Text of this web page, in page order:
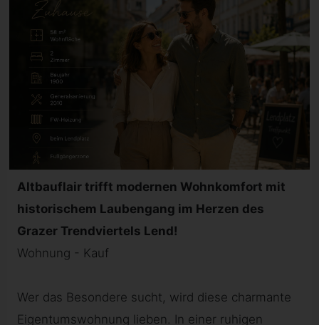
Altbauflair trifft modernen Wohnkomfort mit
historischem Laubengang im Herzen des
Grazer Trendviertels Lend!
Wohnung - Kauf
Wer das Besondere sucht, wird diese charmante
Eigentumswohnung lieben. In einer ruhigen